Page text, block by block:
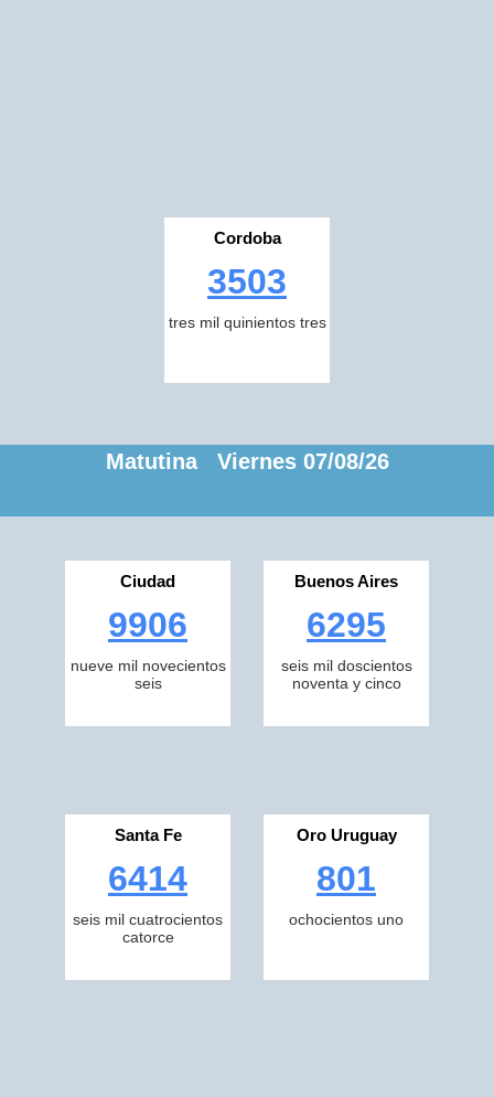
Cordoba
3503
tres mil quinientos tres
Matutina Viernes 07/08/26
Ciudad
9906
nueve mil novecientos
seis
Buenos Aires
6295
seis mil doscientos
noventa y cinco
Santa Fe
6414
seis mil cuatrocientos
catorce
Oro Uruguay
801
ochocientos uno